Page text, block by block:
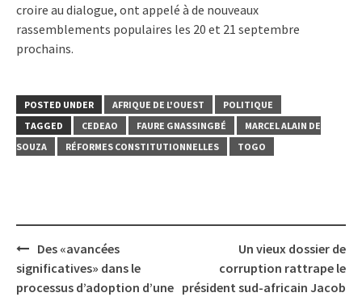
croire au dialogue, ont appelé à de nouveaux
rassemblements populaires les 20 et 21 septembre
prochains.
POSTED UNDER AFRIQUE DE L'OUEST
POLITIQUE
TAGGED
CEDEAO FAURE GNASSINGBÉ
MARCEL ALAIN DE
SOUZA
RÉFORMES CONSTITUTIONNELLES TOGO
Post
navigation
Des «avancées
significatives» dans le
processus d’adoption d’une
Un vieux dossier de
corruption rattrape le
président sud-africain Jacob